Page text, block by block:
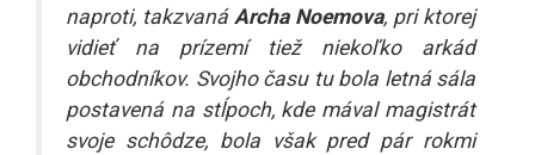
naproti, takzvaná Archa Noemova, pri ktorej
vidieť na prízemí tiež niekoľko arkád
obchodníkov. Svojho času tu bola letná sála
postavená na stĺpoch, kde mával magistrát
svoje schôdze, bola však pred pár rokmi